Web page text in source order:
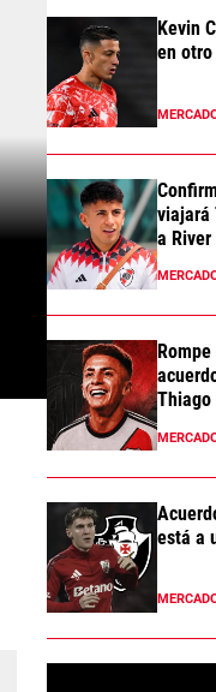
Kevin
en otro
viajará
a River
Thiago
está a